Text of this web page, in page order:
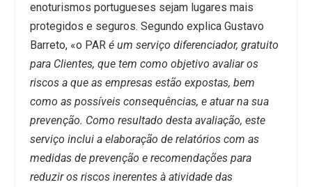
enoturismos portugueses sejam lugares mais
protegidos e seguros. Segundo explica Gustavo
Barreto, «o PAR é um serviço diferenciador, gratuito
para Clientes, que tem como objetivo avaliar os
riscos a que as empresas estão expostas, bem
como as possíveis consequências, e atuar na sua
prevenção. Como resultado desta avaliação, este
serviço inclui a elaboração de relatórios com as
medidas de prevenção e recomendações para
reduzir os riscos inerentes à atividade das